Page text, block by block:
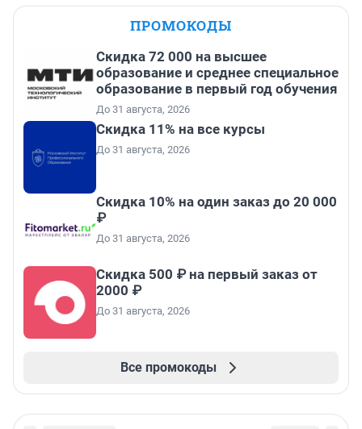
ПРОМОКОДЫ
Скидка 72 000 на высшее
образование и среднее специальное
образование в первый год обучения
До 31 августа, 2026
Скидка 11% на все курсы
До 31 августа, 2026
Скидка 10% на один заказ до 20 000
₽
До 31 августа, 2026
Скидка 500 ₽ на первый заказ от
2000 ₽
До 31 августа, 2026
Все промокоды